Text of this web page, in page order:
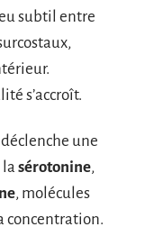
subtil entre
s’accroît.
déclenche une
la sérotonine,
, molécules
concentration.